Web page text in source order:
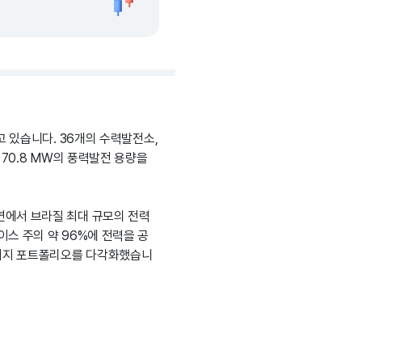
있습니다. 36개의 수력발전소,
MW의 풍력발전 용량을
서 브라질 최대 규모의 전력
스 주의 약 96%에 전력을 공
포트폴리오를 다각화했습니